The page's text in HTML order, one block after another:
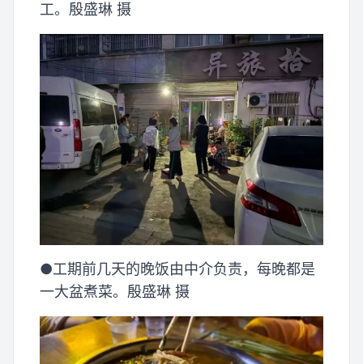
工。殷盛琳 摄
●工期前几天的晚饭由中介负责，每晚都是
一大盆煮菜。殷盛琳 摄